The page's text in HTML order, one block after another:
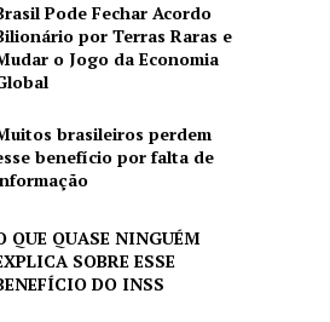
Pode Fechar Acordo
por Terras Raras e
o Jogo da Economia
brasileiros perdem
benefício por falta de
QUE QUASE NINGUÉM
SOBRE ESSE
DO INSS